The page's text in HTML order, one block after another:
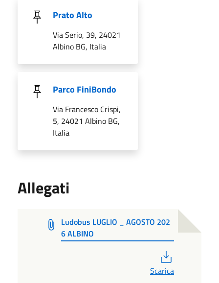
Prato Alto
Via Serio, 39, 24021
Albino BG, Italia
Parco FiniBondo
Via Francesco Crispi,
5, 24021 Albino BG,
Italia
Allegati
Ludobus LUGLIO _ AGOSTO 202
6 ALBINO
Scarica